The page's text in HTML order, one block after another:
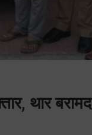
थार बरामद